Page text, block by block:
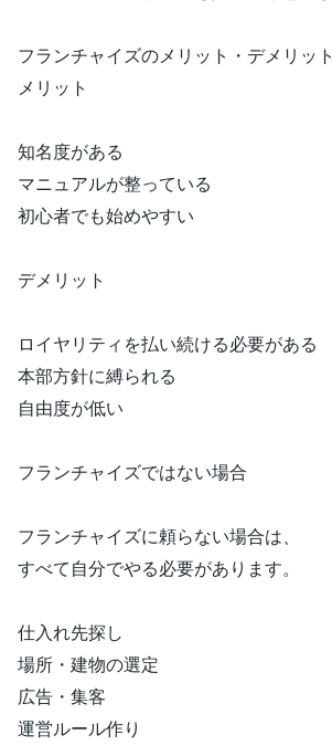
フランチャイズのメリット・デメリット
メリット
知名度がある
マニュアルが整っている
初心者でも始めやすい
デメリット
ロイヤリティを払い続ける必要がある
本部方針に縛られる
自由度が低い
フランチャイズではない場合
フランチャイズに頼らない場合は、
すべて自分でやる必要があります。
仕入れ先探し
場所・建物の選定
広告・集客
運営ルール作り